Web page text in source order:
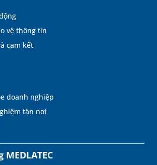
vệ thông tin
cam kết
doanh nghiệp
tận nơi